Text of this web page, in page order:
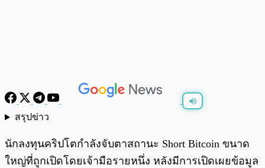
สรุปข่าว
นักลงทุนคริปโตกำลังจับตาสถานะ Short Bitcoin ขนาด
ใหญ่ที่ถูกเปิดโดยเจ้ามือรายหนึ่ง หลังมีการเปิดเผยข้อมูล